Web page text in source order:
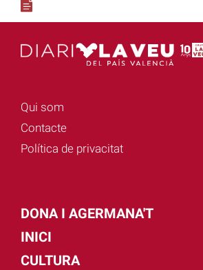
Qui som
Contacte
Política de privacitat
DONA I AGERMANA'T
INICI
CULTURA